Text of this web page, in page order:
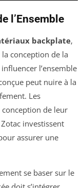
l’Ensemble
backplate,
conception de la
l’ensemble
peut nuire à la
Les
de leur
investissent
assurer une
se baser sur le